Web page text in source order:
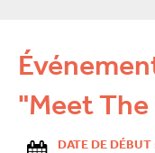
"Meet
DATE DE DÉBUT